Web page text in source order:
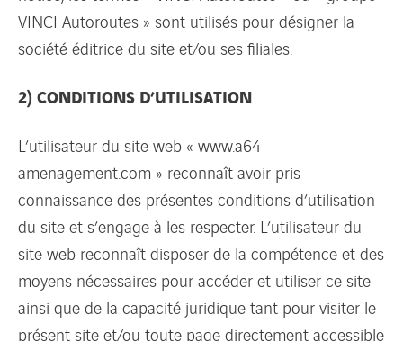
VINCI Autoroutes » sont utilisés pour désigner la
société éditrice du site et/ou ses filiales.
2) CONDITIONS D’UTILISATION
L’utilisateur du site web « www.a64-
amenagement.com » reconnaît avoir pris
connaissance des présentes conditions d’utilisation
du site et s’engage à les respecter. L’utilisateur du
site web reconnaît disposer de la compétence et des
moyens nécessaires pour accéder et utiliser ce site
ainsi que de la capacité juridique tant pour visiter le
présent site et/ou toute page directement accessible